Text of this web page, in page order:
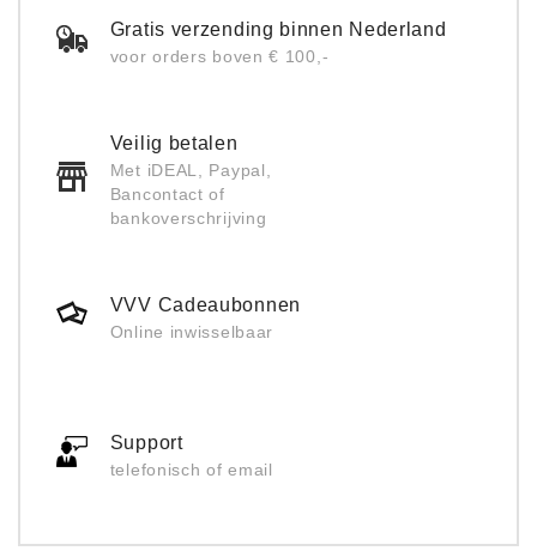
Gratis verzending binnen Nederland
voor orders boven € 100,-
Veilig betalen
Met iDEAL, Paypal,
Bancontact of
bankoverschrijving
VVV Cadeaubonnen
Online inwisselbaar
Support
telefonisch of email